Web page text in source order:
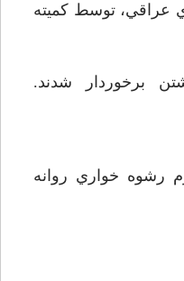
عراقي، توسط كميته
برخوردار شدند.
رشوه خواري روانه